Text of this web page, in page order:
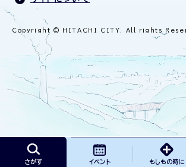
さがす イベント もしもの時に
Copyright © HITACHI CITY. All rights